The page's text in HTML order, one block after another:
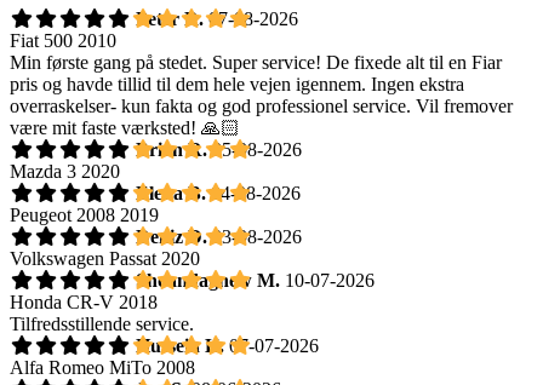
Peter R. 07-08-2026
Fiat 500 2010
Min første gang på stedet. Super service! De fixede alt til en Fiar
pris og havde tillid til dem hele vejen igennem. Ingen ekstra
overraskelser- kun fakta og god professionel service. Vil fremover
være mit faste værksted! 🙏🏻
Brian R. 05-08-2026
Mazda 3 2020
Elena B. 04-08-2026
Peugeot 2008 2019
Deniz D. 03-08-2026
Volkswagen Passat 2020
Shoandagnew M. 10-07-2026
Honda CR-V 2018
Tilfredsstillende service.
Hussein K. 07-07-2026
Alfa Romeo MiTo 2008